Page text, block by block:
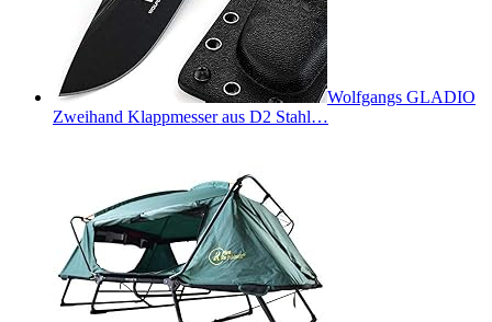
Wolfgangs GLADIO
Zweihand Klappmesser aus D2 Stahl…